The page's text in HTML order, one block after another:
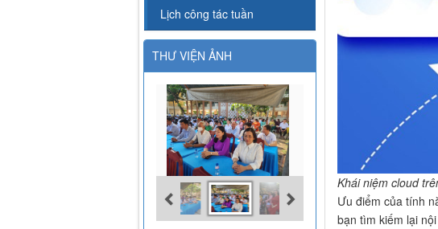
Khái niệm cloud
Ưu điểm của tính
bạn tìm kiếm lại
Lịch công tác tuần
THƯ VIỆN ẢNH